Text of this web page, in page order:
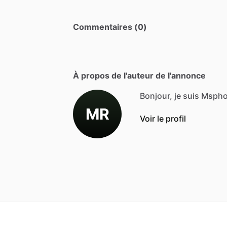
Commentaires (0)
À propos de l'auteur de l'annonce
MR
Bonjour, je suis
Voir le profil